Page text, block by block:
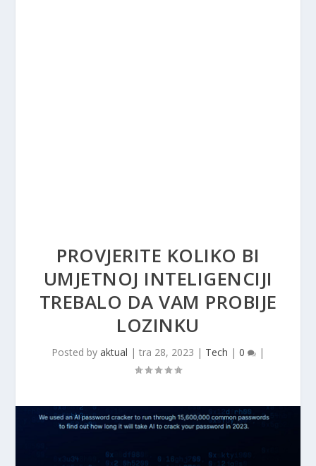
PROVJERITE KOLIKO BI
UMJETNOJ INTELIGENCIJI
TREBALO DA VAM PROBIJE
LOZINKU
Posted by aktual | tra 28, 2023 | Tech | 0 |